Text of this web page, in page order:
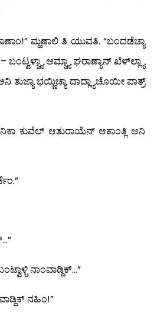
ಮ್ಹಣಾಲಿ ತಿ ಯುವತಿ. “ಬಂದಡೆಚ್ಯಾ
ಆಮ್ಚ್ಯಾ ಘರಾಣ್ಯಾನ್ ಖೆಳ್‍ಲ್ಲ್ಯಾ
ತುಜ್ಯಾ ಭಯ್ಣಿಚ್ಯಾ ದಾದ್ಲ್ಯಾಚೊಯೀ ಪಾತ್ರ್
ಕುವೆಲ್ ಆತುರಾಯೆನ್ ಆಕಾಂತ್ಲಿ ಆನಿ
ನಾಂವಾಡ್ದಿಕ್…”
ನಹಿಂ!”